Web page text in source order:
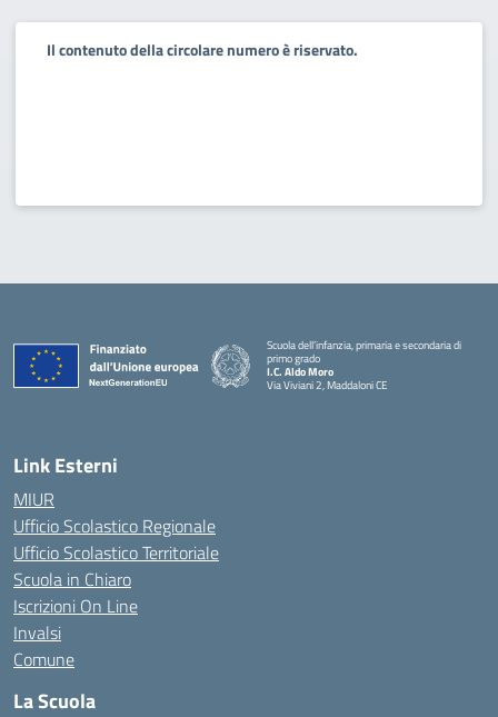
Il contenuto della circolare numero è riservato.
Scuola dell’infanzia, primaria e secondaria di
primo grado
I.C. Aldo Moro
Via Viviani 2, Maddaloni CE
Link Esterni
MIUR
Ufficio Scolastico Regionale
Ufficio Scolastico Territoriale
Scuola in Chiaro
Iscrizioni On Line
Invalsi
Comune
La Scuola